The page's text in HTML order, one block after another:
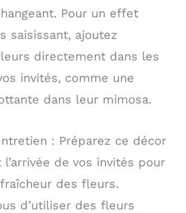
Pour un effet
saisissant, ajoutez
directement dans les
invités, comme une
dans leur mimosa.
: Préparez ce décor
l’arrivée de vos invités pour
des fleurs.
d’utiliser des fleurs